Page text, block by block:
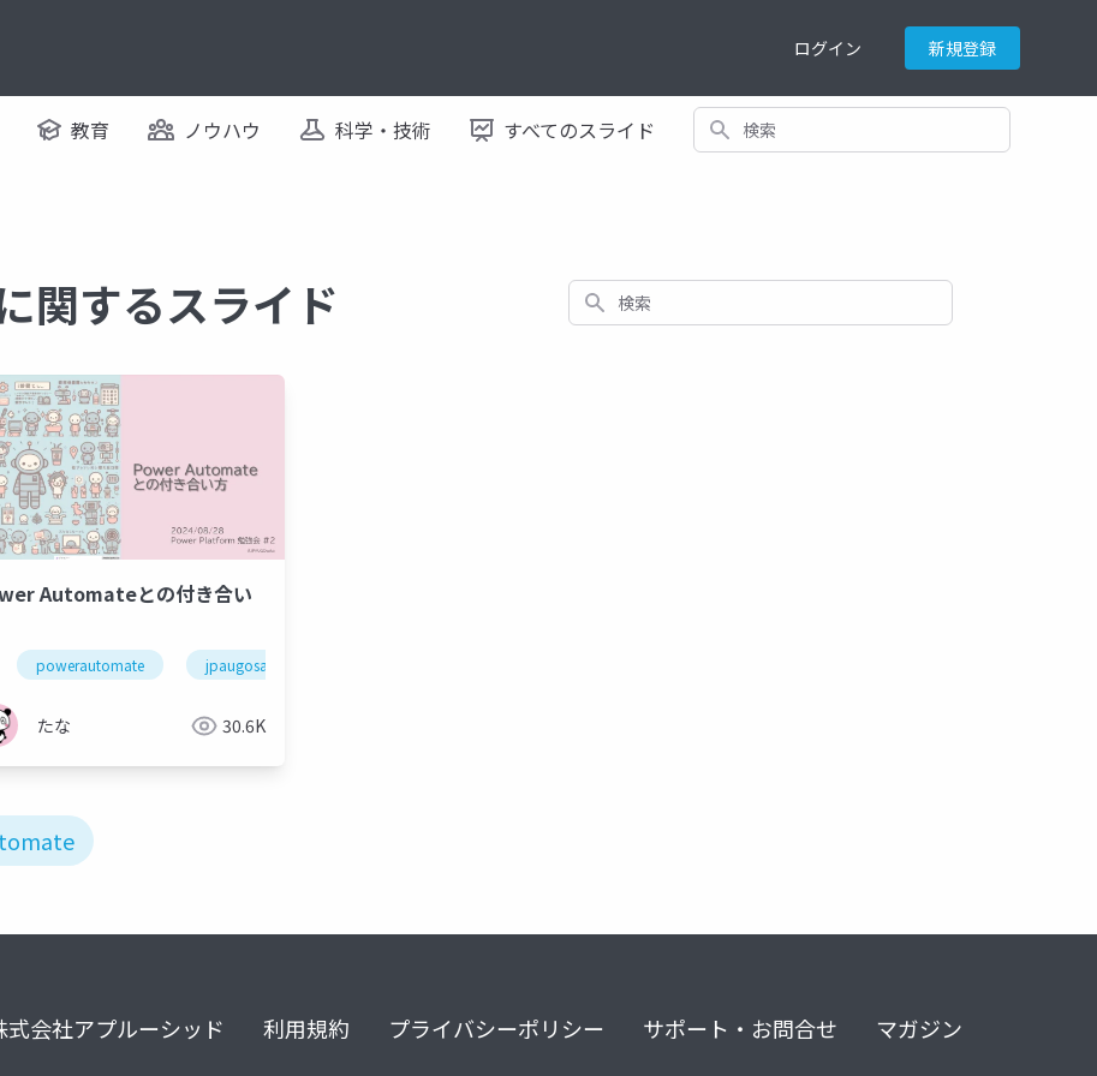
ログイン 新規登録
教育 ノウハウ 科学・技術 すべてのスライド 検索
関するスライド 検索
sharepoint
Automateとの付き合い
powerautomate jpaugosaka
たな 30.6K
式会社アプルーシッド 利用規約 プライバシーポリシー サポート・お問合せ マガジン